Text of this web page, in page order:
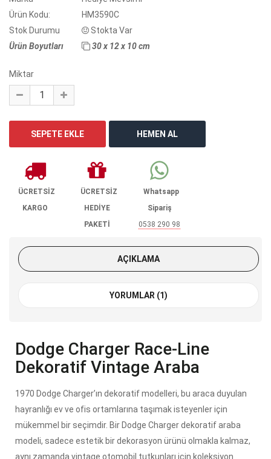
Ürün Kodu:
HM3590C
Stok Durumu
Stokta Var
Ürün Boyutları
30 x 12 x 10 cm
Miktar
ÜCRETSİZ
KARGO
ÜCRETSİZ
HEDİYE
PAKETİ
Whatsapp
Sipariş
0538 290 98
AÇIKLAMA
YORUMLAR (1)
Dodge Charger Race-Line
Dekoratif Vintage Araba
1970 Dodge Charger’ın dekoratif modelleri, bu araca duyulan
hayranlığı ev ve ofis ortamlarına taşımak isteyenler için
mükemmel bir seçimdir. Bir Dodge Charger dekoratif araba
modeli, sadece estetik bir dekorasyon ürünü olmakla kalmaz,
aynı zamanda vintage otomobil tutkunları için koleksiyon